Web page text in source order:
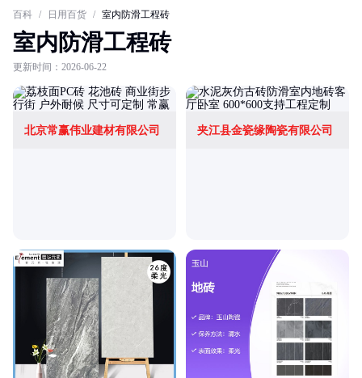
百科 / 日用百货 / 室内防滑工程砖
室内防滑工程砖
更新时间：2026-06-22
北京常赢伟业建材有限公司 夹江县金瓷缘陶瓷有限公司